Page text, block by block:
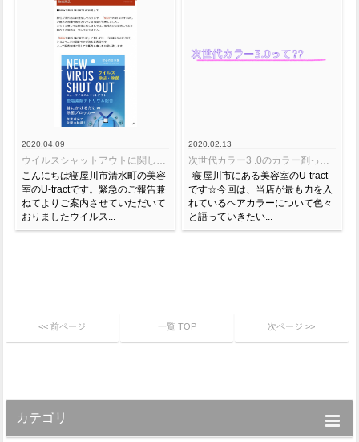
2020.04.09
こんにちは寝屋川市清水町の美容
室のU-tractです。緊急のご報告兼
ねてよりご案内させていただいて
おりましたウイルス...
2020.02.13
寝屋川市にある美容室のU-tract
です☆今回は、当店が最も力を入
れているヘアカラーについて色々
と語っていきたい...
<< 前ページ 一覧 TOP 次ページ >>
カテゴリ